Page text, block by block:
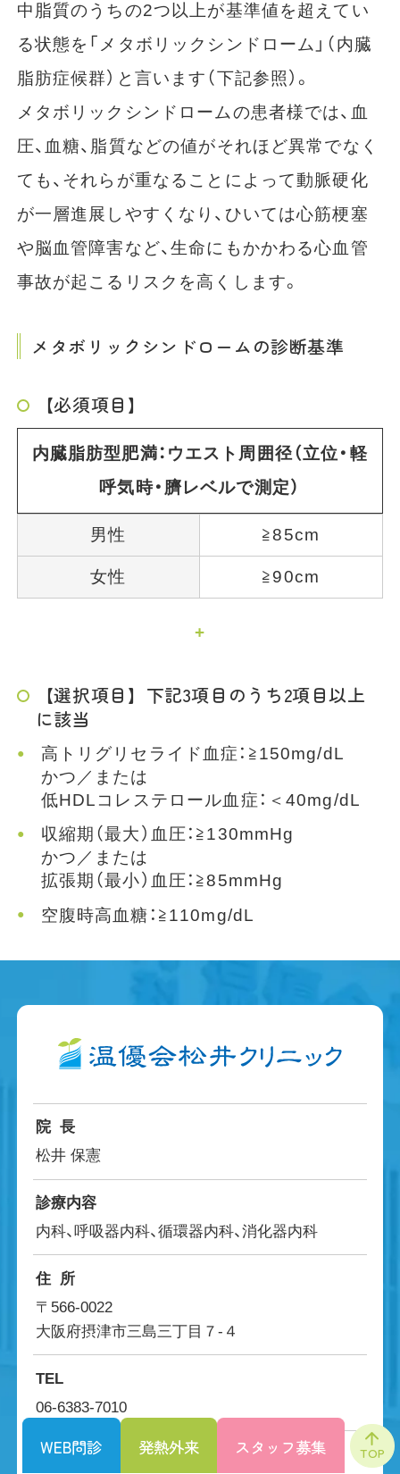
中脂質のうちの2つ以上が基準値を超えてい
る状態を「メタボリックシンドローム」（内臓
脂肪症候群）と言います（下記参照）。
メタボリックシンドロームの患者様では、血
圧、血糖、脂質などの値がそれほど異常でなく
ても、それらが重なることによって動脈硬化
が一層進展しやすくなり、ひいては心筋梗塞
や脳血管障害など、生命にもかかわる心血管
事故が起こるリスクを高くします。
メタボリックシンドロームの診断基準
【必須項目】
内臓脂肪型肥満：ウエスト周囲径（立位・軽
呼気時・臍レベルで測定）
男性 ≧85cm
女性 ≧90cm
+
【選択項目】下記3項目のうち2項目以上
に該当
高トリグリセライド血症：≧150mg/dL
かつ／または
低HDLコレステロール血症：＜40mg/dL
収縮期（最大）血圧：≧130mmHg
かつ／または
拡張期（最小）血圧：≧85mmHg
空腹時高血糖：≧110mg/dL
院長
松井 保憲
診療内容
内科、呼吸器内科、循環器内科、消化器内科
住所
〒566-0022
大阪府摂津市三島三丁目７-４
TEL
06-6383-7010
アクセス
WEB問診 発熱外来 スタッフ募集 TOP